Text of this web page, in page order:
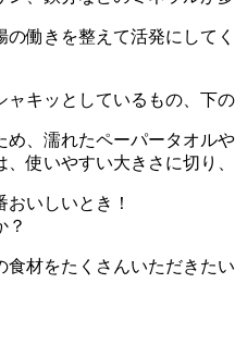
働きを整えて活発にして
キッとしているもの、下
、濡れたペーパータオル
使いやすい大きさに切り
いしいとき！
？
食材をたくさんいただきたい